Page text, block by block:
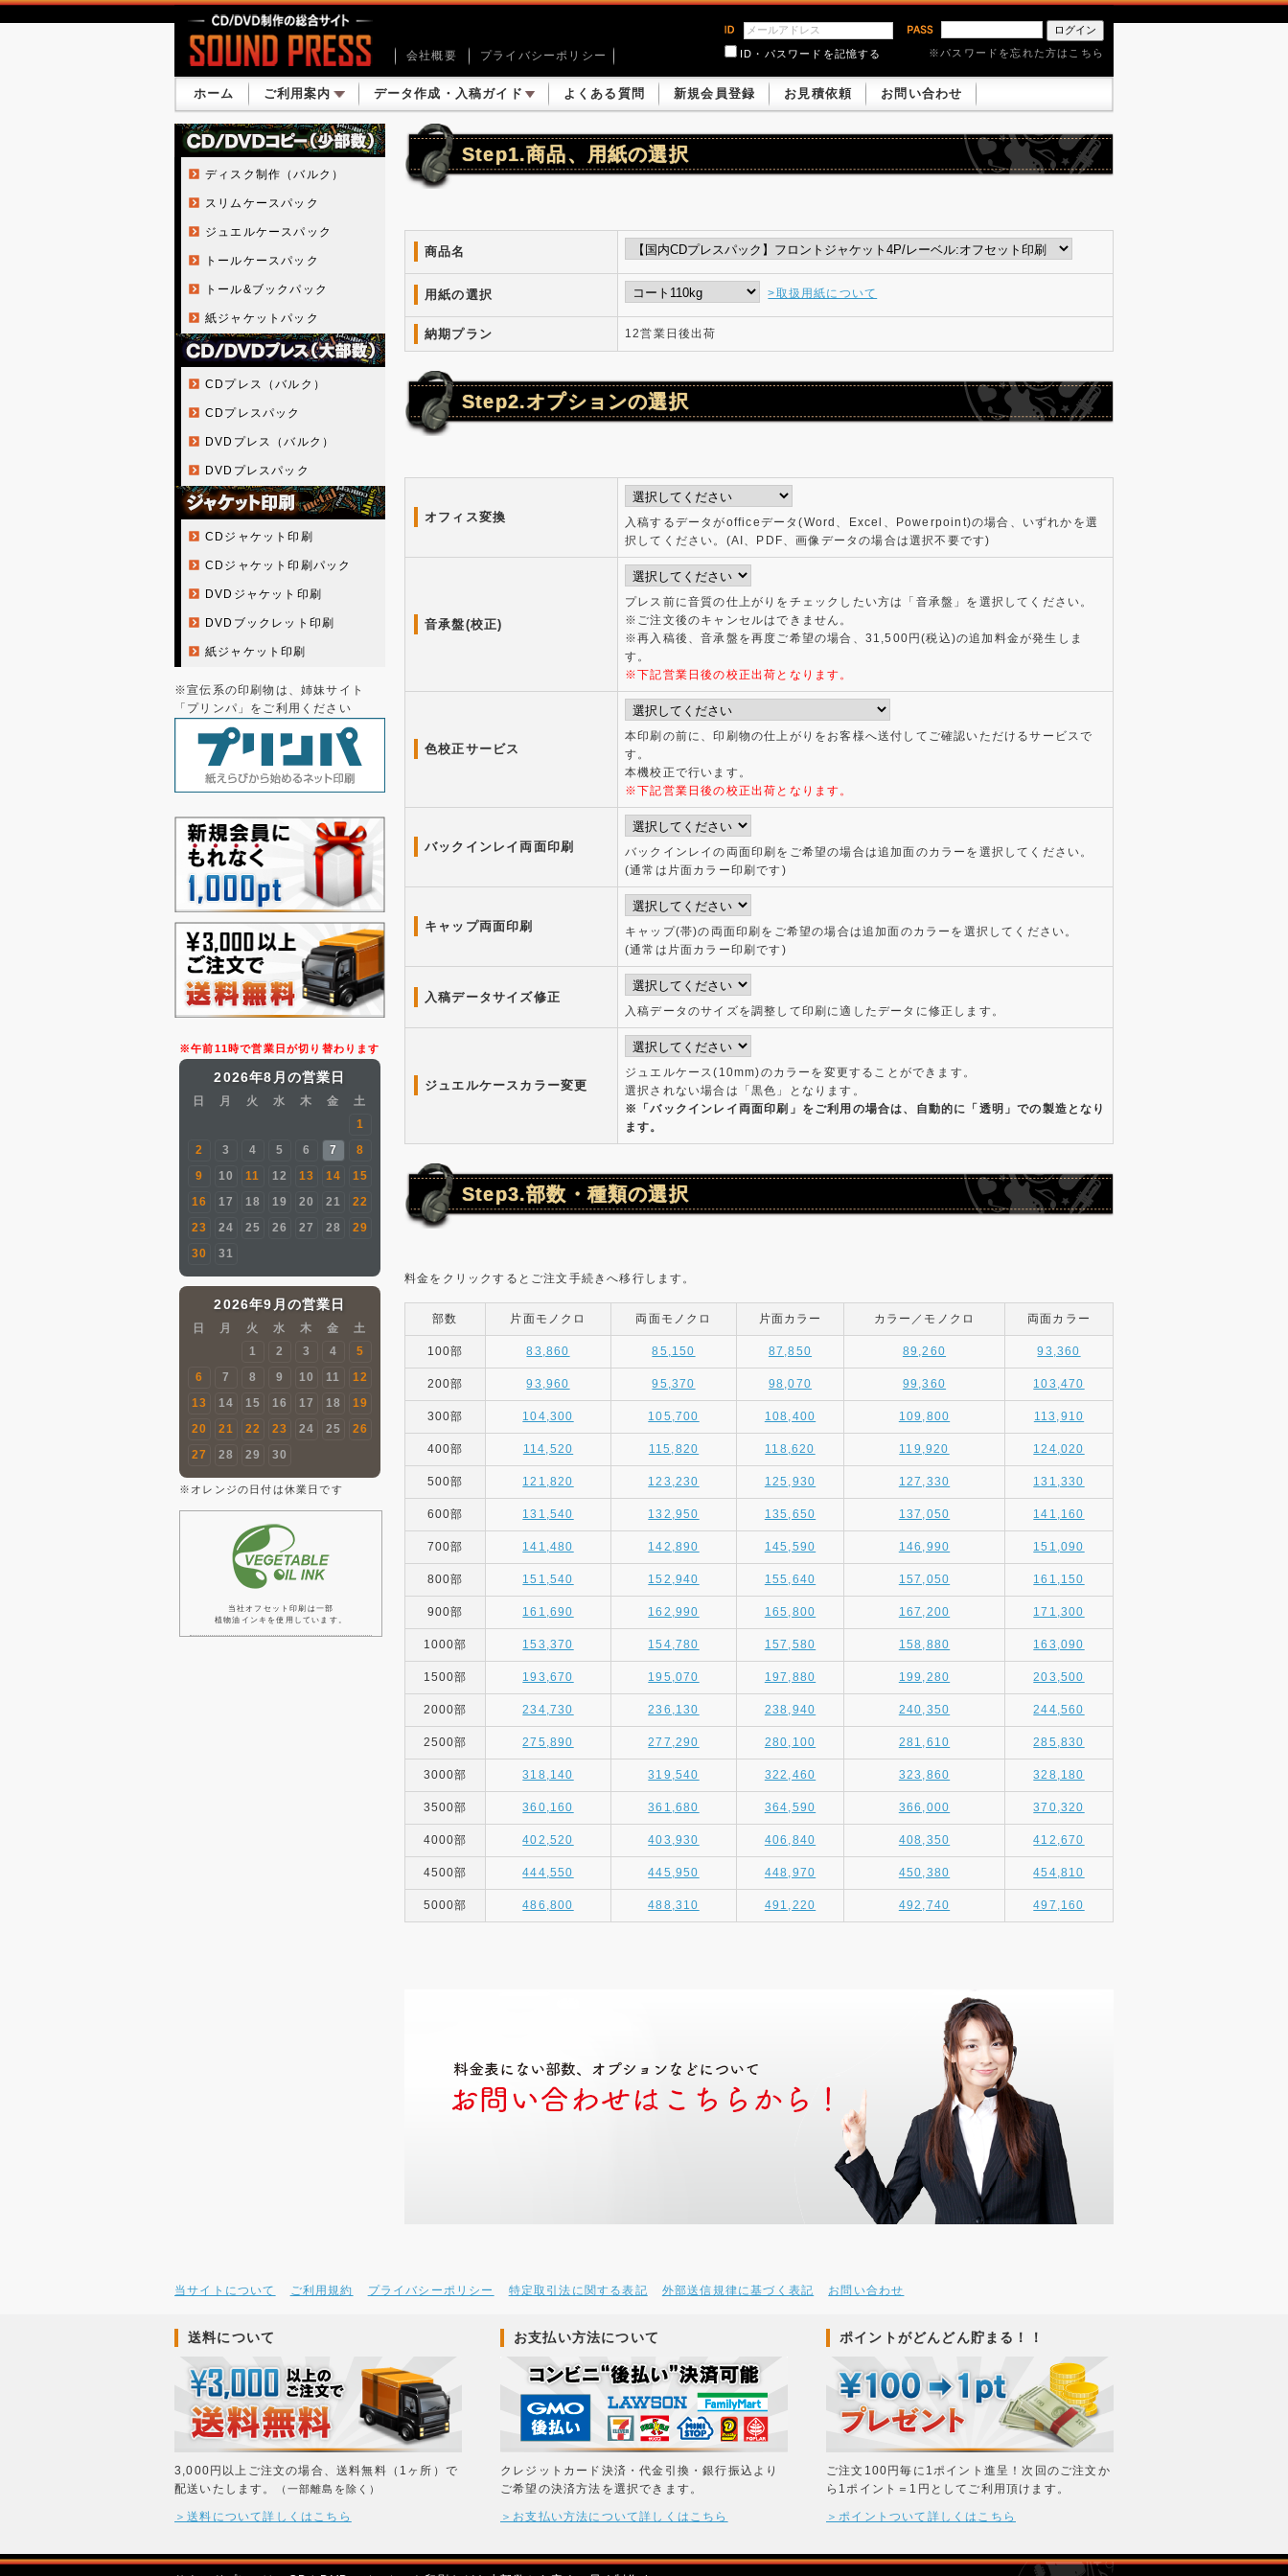
会社概要 プライバシーポリシー ID・パスワードを記憶する ※パスワードを忘れた方はこちら
ホーム ご利用案内 データ作成・入稿ガイド よくある質問 新規会員登録 お見積依頼 お問い合わせ
ディスク制作（バルク）
スリムケースパック
ジュエルケースパック
トールケースパック
トール&ブックパック
紙ジャケットパック
CDプレス（バルク）
CDプレスパック
DVDプレス（バルク）
DVDプレスパック
CDジャケット印刷
CDジャケット印刷パック
DVDジャケット印刷
DVDブックレット印刷
紙ジャケット印刷
※宣伝系の印刷物は、姉妹サイト
「プリンパ」をご利用ください
※午前11時で営業日が切り替わります
2026年8月の営業日
日 月 火 水 木 金
土
1
2
3 4 5 6 7
8
9
10 11 12 13 14
15
16
17 18 19 20 21
22
23
24 25 26 27 28
29
30
31
2026年9月の営業日
日 月 火 水 木 金
土
1
2 3 4
5
6
7 8 9 10 11
12
13
14 15 16 17 18
19
20
21 22 23 24 25
26
27
28 29 30
※オレンジの日付は休業日です
当社オフセット印刷は一部
植物油インキを使用しています。
Step1.商品、用紙の選択
商品名
用紙の選択 >取扱用紙について
納期プラン 12営業日後出荷
Step2.オプションの選択
オフィス変換
入稿するデータがofficeデータ(Word、Excel、Powerpoint)の場合、いずれかを選
択してください。(AI、PDF、画像データの場合は選択不要です)
音承盤(校正)
プレス前に音質の仕上がりをチェックしたい方は「音承盤」を選択してください。
※ご注文後のキャンセルはできません。
※再入稿後、音承盤を再度ご希望の場合、31,500円(税込)の追加料金が発生しま
す。
※下記営業日後の校正出荷となります。
色校正サービス
本印刷の前に、印刷物の仕上がりをお客様へ送付してご確認いただけるサービスで
す。
本機校正で行います。
※下記営業日後の校正出荷となります。
バックインレイ両面印刷
バックインレイの両面印刷をご希望の場合は追加面のカラーを選択してください。
(通常は片面カラー印刷です)
キャップ両面印刷
キャップ(帯)の両面印刷をご希望の場合は追加面のカラーを選択してください。
(通常は片面カラー印刷です)
入稿データサイズ修正
入稿データのサイズを調整して印刷に適したデータに修正します。
ジュエルケースカラー変更
ジュエルケース(10mm)のカラーを変更することができます。
選択されない場合は「黒色」となります。
※「バックインレイ両面印刷」をご利用の場合は、自動的に「透明」での製造となり
ます。
Step3.部数・種類の選択
料金をクリックするとご注文手続きへ移行します。
部数 片面モノクロ 両面モノクロ 片面カラー カラー／モノクロ 両面カラー
100部 83,860 85,150 87,850 89,260 93,360
200部 93,960 95,370 98,070 99,360 103,470
300部 104,300 105,700 108,400 109,800 113,910
400部 114,520 115,820 118,620 119,920 124,020
500部 121,820 123,230 125,930 127,330 131,330
600部 131,540 132,950 135,650 137,050 141,160
700部 141,480 142,890 145,590 146,990 151,090
800部 151,540 152,940 155,640 157,050 161,150
900部 161,690 162,990 165,800 167,200 171,300
1000部 153,370 154,780 157,580 158,880 163,090
1500部 193,670 195,070 197,880 199,280 203,500
2000部 234,730 236,130 238,940 240,350 244,560
2500部 275,890 277,290 280,100 281,610 285,830
3000部 318,140 319,540 322,460 323,860 328,180
3500部 360,160 361,680 364,590 366,000 370,320
4000部 402,520 403,930 406,840 408,350 412,670
4500部 444,550 445,950 448,970 450,380 454,810
5000部 486,800 488,310 491,220 492,740 497,160
当サイトについて ご利用規約 プライバシーポリシー 特定取引法に関する表記 外部送信規律に基づく表記 お問い合わせ
送料について
3,000円以上ご注文の場合、送料無料（1ヶ所）で
配送いたします。
（一部離島を除く）
＞送料について詳しくはこちら
お支払い方法について
クレジットカード決済・代金引換・銀行振込より
ご希望の決済方法を選択できます。
＞お支払い方法について詳しくはこちら
ポイントがどんどん貯まる！！
ご注文100円毎に1ポイント進呈！次回のご注文か
ら1ポイント＝1円としてご利用頂けます。
＞ポイントついて詳しくはこちら